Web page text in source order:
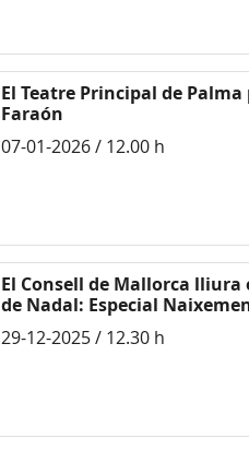
El Teatre Principal de
Faraón
07-01-2026 / 12.00 h
El Consell de Mallorca lliura
de Nadal: Especial
29-12-2025 / 12.30 h